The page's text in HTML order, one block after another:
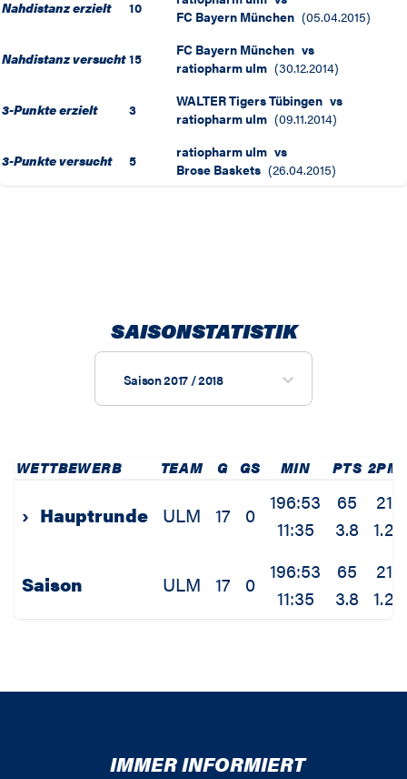
Nahdistanz erzielt 10
FC Bayern München (05.04.2015)
Nahdistanz versucht 15 FC Bayern München vs
ratiopharm ulm (30.12.2014)
3-Punkte erzielt 3 WALTER Tigers Tübingen vs
ratiopharm ulm (09.11.2014)
3-Punkte versucht 5 ratiopharm ulm vs
Brose Baskets (26.04.2015)
SAISONSTATISTIK
Saison 2017 / 2018
WETTBEWERB TEAM G GS MIN PTS 2PM
› Hauptrunde ULM 17 0
196:53
11:35
65
3.8
21
1.2
Saison ULM 17 0
196:53
11:35
65
3.8
21
1.2
IMMER INFORMIERT